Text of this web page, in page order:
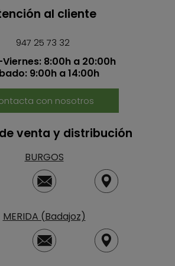
al cliente
947 25 73 32
8:00h a 20:00h
9:00h a 14:00h
con nosotros
venta y distribución
BURGOS
MERIDA (Badajoz)